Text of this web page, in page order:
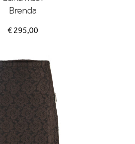
Brenda
€ 295,00